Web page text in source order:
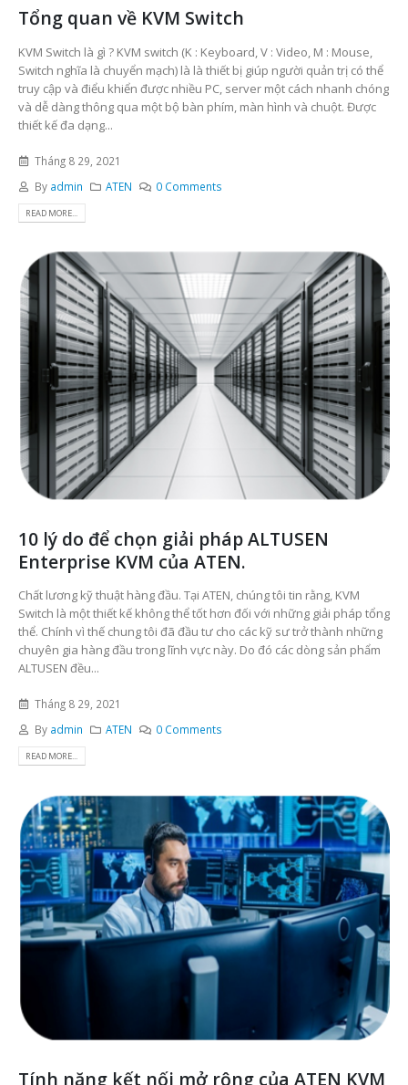
Tổng quan về KVM Switch
KVM Switch là gì ? KVM switch (K : Keyboard, V : Video, M : Mouse,
Switch nghĩa là chuyển mạch) là là thiết bị giúp người quản trị có thể
truy cập và điểu khiển được nhiều PC, server một cách nhanh chóng
và dễ dàng thông qua một bộ bàn phím, màn hình và chuột. Được
thiết kế đa dạng...
Tháng 8 29, 2021
By admin ATEN 0 Comments
READ MORE...
10 lý do để chọn giải pháp ALTUSEN
Enterprise KVM của ATEN.
Chất lương kỹ thuật hàng đầu. Tại ATEN, chúng tôi tin rằng, KVM
Switch là một thiết kế không thể tốt hơn đối với những giải pháp tổng
thể. Chính vì thế chung tôi đã đầu tư cho các kỹ sư trở thành những
chuyên gia hàng đầu trong lĩnh vực này. Do đó các dòng sản phẩm
ALTUSEN đều...
Tháng 8 29, 2021
By admin ATEN 0 Comments
READ MORE...
Tính năng kết nối mở rộng của ATEN KVM